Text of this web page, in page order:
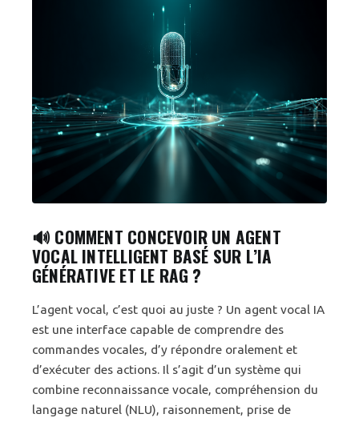
🔊 COMMENT CONCEVOIR UN AGENT
VOCAL INTELLIGENT BASÉ SUR L’IA
GÉNÉRATIVE ET LE RAG ?
L’agent vocal, c’est quoi au juste ? Un agent vocal IA
est une interface capable de comprendre des
commandes vocales, d’y répondre oralement et
d’exécuter des actions. Il s’agit d’un système qui
combine reconnaissance vocale, compréhension du
langage naturel (NLU), raisonnement, prise de